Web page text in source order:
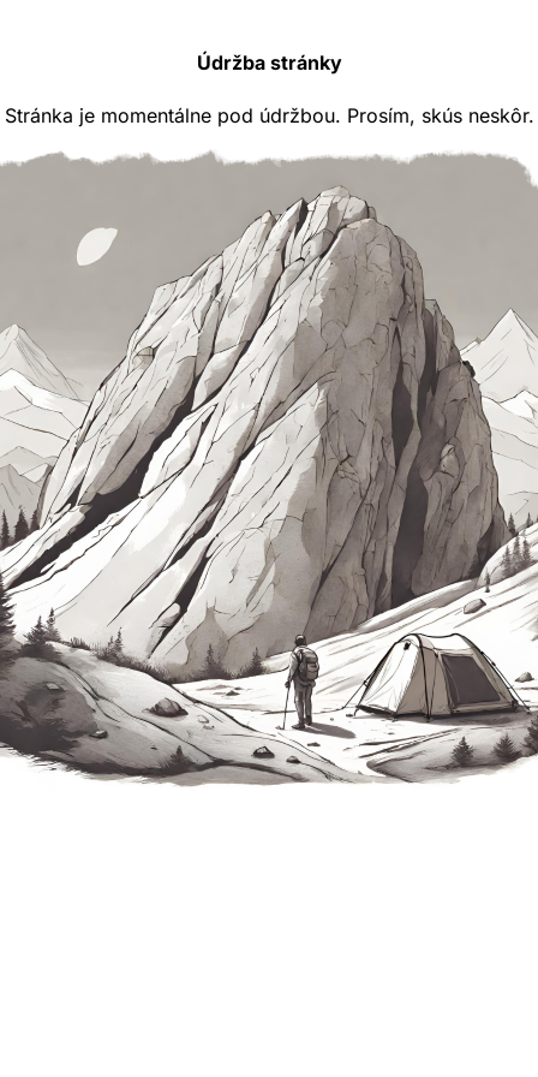
Údržba stránky
Stránka je momentálne pod údržbou. Prosím, skús neskôr.